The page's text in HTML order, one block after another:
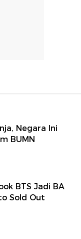
Negara Ini
BUMN
BTS Jadi BA
Sold Out